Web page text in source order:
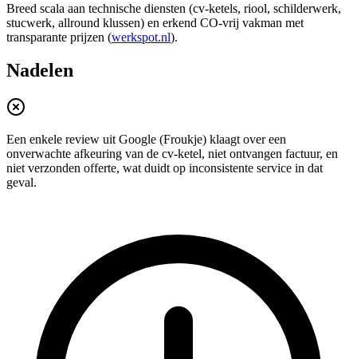
Breed scala aan technische diensten (cv-ketels, riool, schilderwerk,
stucwerk, allround klussen) en erkend CO‑vrij vakman met
transparante prijzen (werkspot.nl).
Nadelen
Een enkele review uit Google (Froukje) klaagt over een
onverwachte afkeuring van de cv-ketel, niet ontvangen factuur, en
niet verzonden offerte, wat duidt op inconsistente service in dat
geval.